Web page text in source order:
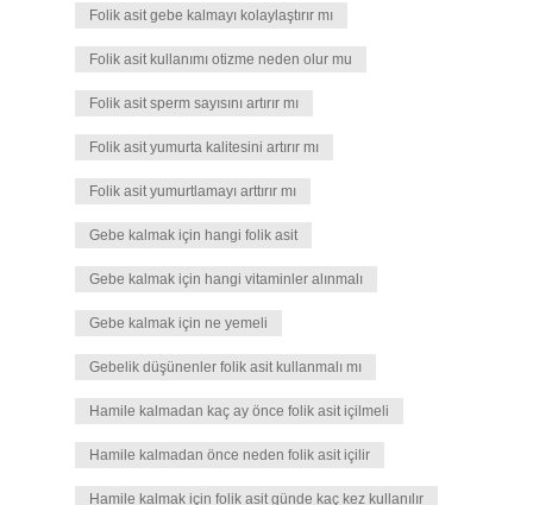
Folik asit gebe kalmayı kolaylaştırır mı
Folik asit kullanımı otizme neden olur mu
Folik asit sperm sayısını artırır mı
Folik asit yumurta kalitesini artırır mı
Folik asit yumurtlamayı arttırır mı
Gebe kalmak için hangi folik asit
Gebe kalmak için hangi vitaminler alınmalı
Gebe kalmak için ne yemeli
Gebelik düşünenler folik asit kullanmalı mı
Hamile kalmadan kaç ay önce folik asit içilmeli
Hamile kalmadan önce neden folik asit içilir
Hamile kalmak için folik asit günde kaç kez kullanılır